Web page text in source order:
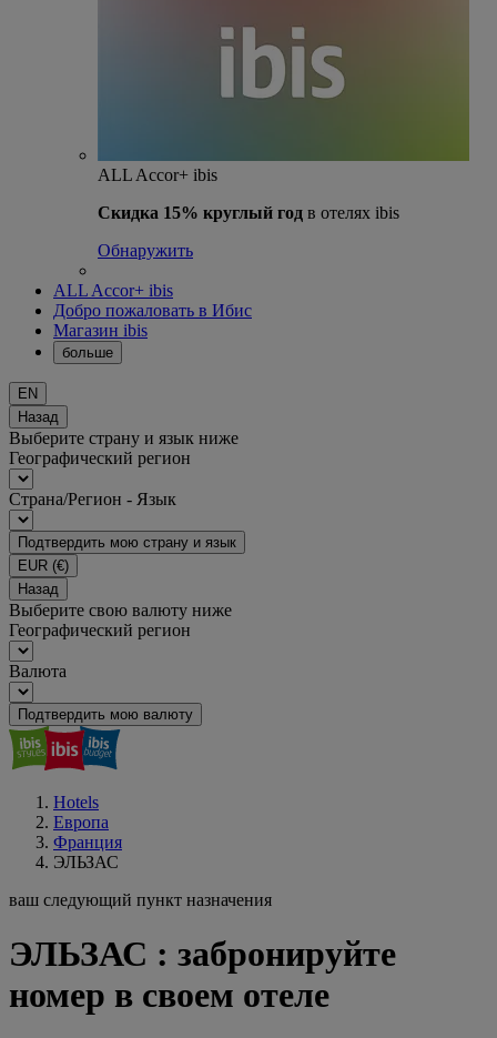
ALL Accor+ ibis
Скидка 15% круглый год в отелях ibis
Обнаружить
ALL Accor+ ibis
Добро пожаловать в Ибис
Магазин ibis
больше
EN
Назад
Выберите страну и язык ниже
Географический регион
Страна/Регион - Язык
Подтвердить мою страну и язык
EUR (€)
Назад
Выберите свою валюту ниже
Географический регион
Валюта
Подтвердить мою валюту
Hotels
Европа
Франция
ЭЛЬЗАС
ваш следующий пункт назначения
ЭЛЬЗАС : забронируйте
номер в своем отеле